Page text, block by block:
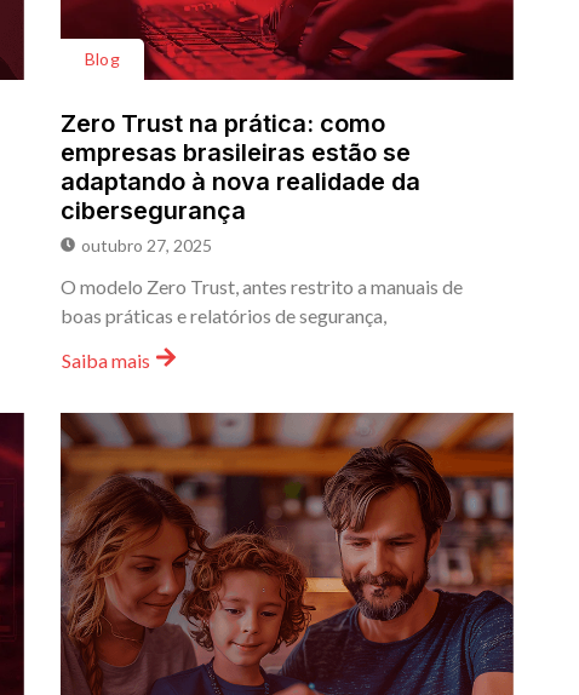
Blog
Zero Trust na prática: como
empresas brasileiras estão se
adaptando à nova realidade da
cibersegurança
outubro 27, 2025
O modelo Zero Trust, antes restrito a manuais de
boas práticas e relatórios de segurança,
Saiba mais